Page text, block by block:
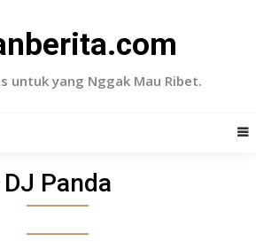
untuk yang Nggak Mau Ribet.
Panda